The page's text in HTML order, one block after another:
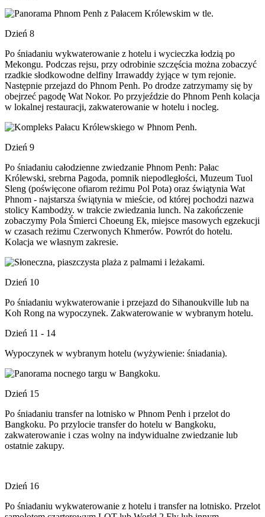
Dzień 8
Po śniadaniu wykwaterowanie z hotelu i wycieczka łodzią po
Mekongu. Podczas rejsu, przy odrobinie szczęścia można zobaczyć
rzadkie słodkowodne delfiny Irrawaddy żyjące w tym rejonie.
Następnie przejazd do Phnom Penh. Po drodze zatrzymamy się by
obejrzeć pagodę Wat Nokor. Po przyjeździe do Phnom Penh kolacja
w lokalnej restauracji, zakwaterowanie w hotelu i nocleg.
Dzień 9
Po śniadaniu całodzienne zwiedzanie Phnom Penh: Pałac
Królewski, srebrna Pagoda, pomnik niepodległości, Muzeum Tuol
Sleng (poświęcone ofiarom reżimu Pol Pota) oraz świątynia Wat
Phnom - najstarsza świątynia w mieście, od której pochodzi nazwa
stolicy Kambodży. w trakcie zwiedzania lunch. Na zakończenie
zobaczymy Pola Śmierci Choeung Ek, miejsce masowych egzekucji
w czasach reżimu Czerwonych Khmerów. Powrót do hotelu.
Kolacja we własnym zakresie.
Dzień 10
Po śniadaniu wykwaterowanie i przejazd do Sihanoukville lub na
Koh Rong na wypoczynek. Zakwaterowanie w wybranym hotelu.
Dzień 11 - 14
Wypoczynek w wybranym hotelu (wyżywienie: śniadania).
Dzień 15
Po śniadaniu transfer na lotnisko w Phnom Penh i przelot do
Bangkoku. Po przylocie transfer do hotelu w Bangkoku,
zakwaterowanie i czas wolny na indywidualne zwiedzanie lub
ostatnie zakupy.
Dzień 16
Po śniadaniu wykwaterowanie z hotelu i transfer na lotnisko. Przelot